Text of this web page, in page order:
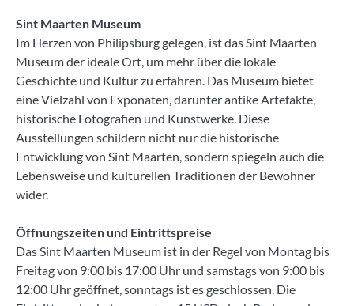
Sint Maarten Museum
Im Herzen von Philipsburg gelegen, ist das Sint Maarten
Museum der ideale Ort, um mehr über die lokale
Geschichte und Kultur zu erfahren. Das Museum bietet
eine Vielzahl von Exponaten, darunter antike Artefakte,
historische Fotografien und Kunstwerke. Diese
Ausstellungen schildern nicht nur die historische
Entwicklung von Sint Maarten, sondern spiegeln auch die
Lebensweise und kulturellen Traditionen der Bewohner
wider.
Öffnungszeiten und Eintrittspreise
Das Sint Maarten Museum ist in der Regel von Montag bis
Freitag von 9:00 bis 17:00 Uhr und samstags von 9:00 bis
12:00 Uhr geöffnet, sonntags ist es geschlossen. Die